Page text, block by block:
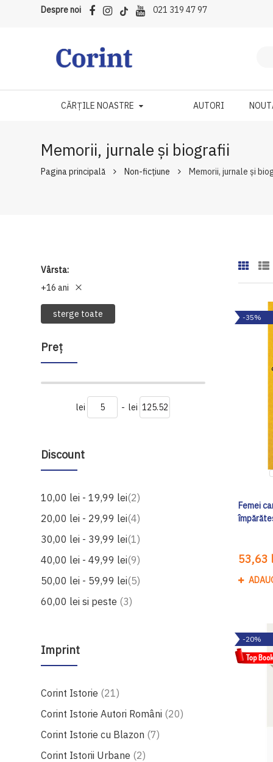
Despre noi 021 319 47 97
CĂRȚILE NOASTRE AUTORI
Memorii, jurnale și biografii
Pagina principală Non-ficțiune Memorii, jurnale și
Vârsta
+16 ani
sterge toate
Preţ
lei - lei
Discount
10,00 lei -19,99 lei 2produse
20,00 lei - 29,99 lei 4produse
30,00 lei - 39,99 lei 1produs
40,00 lei -49,99 lei 9produse
50,00 lei - 59,99 lei 5produse
60,00 lei si peste 3produse
Imprint
Corint Istorie 21produse
Corint Istorie Autori Români 20produse
Corint Istorie cu Blazon 7produse
Corint Istorii Urbane 2produse
-35%
Femei
53,63
-20%